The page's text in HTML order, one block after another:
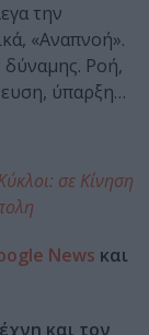
την
«Αναπνοή».
δύναμης. Ροή,
ύπαρξη…
σε Κίνηση
News και
και τον